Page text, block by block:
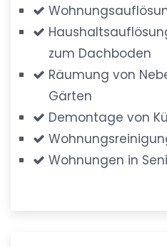
zum Dachboden
Räumung von
Gärten
Demontage von
Wohnungen in